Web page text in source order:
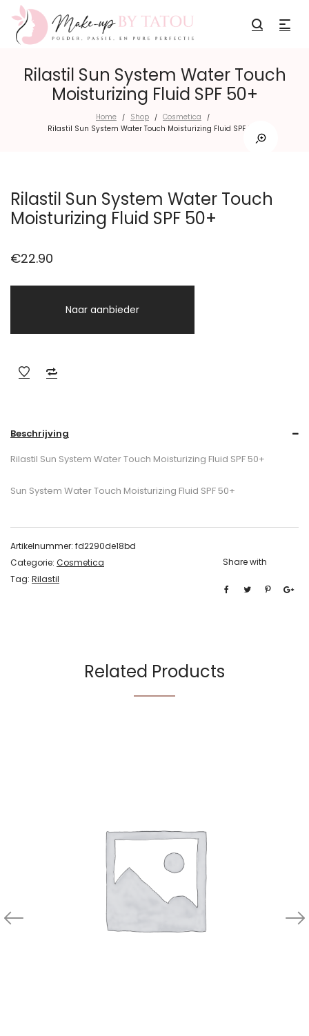
Rilastil Sun System Water Touch
Moisturizing Fluid SPF 50+
Home / Shop / Cosmetica /
Rilastil Sun System Water Touch Moisturizing Fluid SPF 50+
Rilastil Sun System Water Touch
Moisturizing Fluid SPF 50+
€22.90
Naar aanbieder
Beschrijving
Rilastil Sun System Water Touch Moisturizing Fluid SPF 50+
Sun System Water Touch Moisturizing Fluid SPF 50+
Artikelnummer: fd2290de18bd
Categorie: Cosmetica
Tag: Rilastil
Share with
Related Products